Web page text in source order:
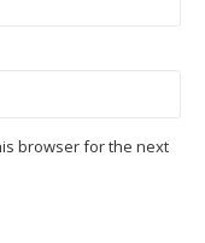
browser for the next